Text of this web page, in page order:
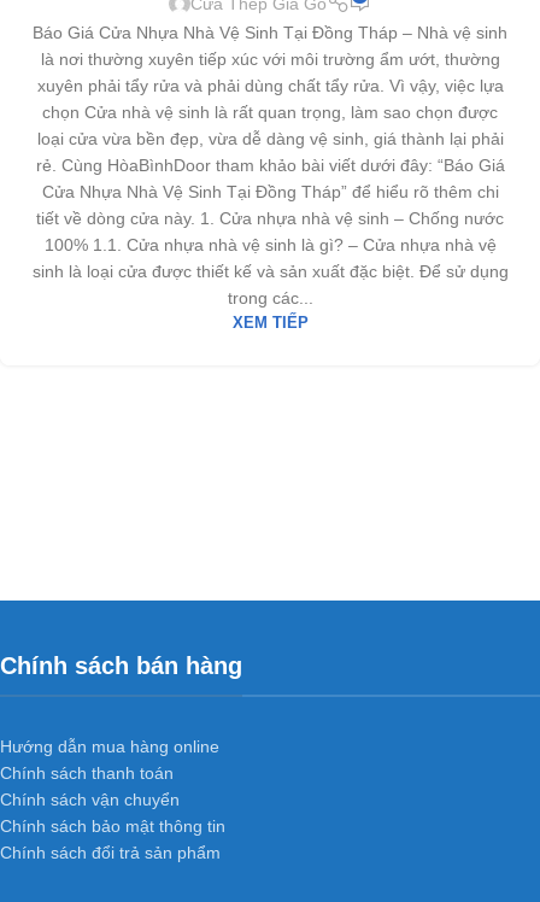
Cửa Thép Giả Gỗ
Báo Giá Cửa Nhựa Nhà Vệ Sinh Tại Đồng Tháp – Nhà vệ sinh
là nơi thường xuyên tiếp xúc với môi trường ẩm ướt, thường
xuyên phải tẩy rửa và phải dùng chất tẩy rửa. Vì vậy, việc lựa
chọn Cửa nhà vệ sinh là rất quan trọng, làm sao chọn được
loại cửa vừa bền đẹp, vừa dễ dàng vệ sinh, giá thành lại phải
rẻ. Cùng HòaBìnhDoor tham khảo bài viết dưới đây: “Báo Giá
Cửa Nhựa Nhà Vệ Sinh Tại Đồng Tháp” để hiểu rõ thêm chi
tiết về dòng cửa này. 1. Cửa nhựa nhà vệ sinh – Chống nước
100% 1.1. Cửa nhựa nhà vệ sinh là gì? – Cửa nhựa nhà vệ
sinh là loại cửa được thiết kế và sản xuất đặc biệt. Để sử dụng
trong các...
XEM TIẾP
Chính sách bán hàng
Hướng dẫn mua hàng online
Chính sách thanh toán
Chính sách vận chuyển
Chính sách bảo mật thông tin
Chính sách đổi trả sản phẩm